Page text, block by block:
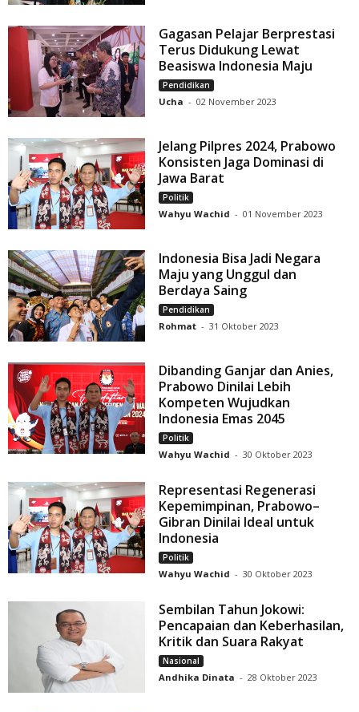
Gagasan Pelajar Berprestasi
Terus Didukung Lewat
Beasiswa Indonesia Maju
Pendidikan
Ucha - 02 November 2023
Jelang Pilpres 2024, Prabowo
Konsisten Jaga Dominasi di
Jawa Barat
Politik
Wahyu Wachid - 01 November 2023
Indonesia Bisa Jadi Negara
Maju yang Unggul dan
Berdaya Saing
Pendidikan
Rohmat - 31 Oktober 2023
Dibanding Ganjar dan Anies,
Prabowo Dinilai Lebih
Kompeten Wujudkan
Indonesia Emas 2045
Politik
Wahyu Wachid - 30 Oktober 2023
Representasi Regenerasi
Kepemimpinan, Prabowo–
Gibran Dinilai Ideal untuk
Indonesia
Politik
Wahyu Wachid - 30 Oktober 2023
Sembilan Tahun Jokowi:
Pencapaian dan Keberhasilan,
Kritik dan Suara Rakyat
Nasional
Andhika Dinata - 28 Oktober 2023